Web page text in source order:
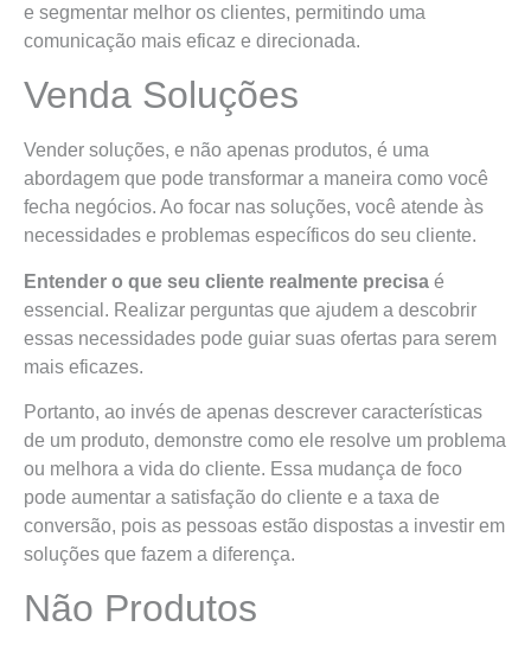
e segmentar melhor os clientes, permitindo uma
comunicação mais eficaz e direcionada.
Venda Soluções
Vender soluções, e não apenas produtos, é uma
abordagem que pode transformar a maneira como você
fecha negócios. Ao focar nas soluções, você atende às
necessidades e problemas específicos do seu cliente.
Entender o que seu cliente realmente precisa é
essencial. Realizar perguntas que ajudem a descobrir
essas necessidades pode guiar suas ofertas para serem
mais eficazes.
Portanto, ao invés de apenas descrever características
de um produto, demonstre como ele resolve um problema
ou melhora a vida do cliente. Essa mudança de foco
pode aumentar a satisfação do cliente e a taxa de
conversão, pois as pessoas estão dispostas a investir em
soluções que fazem a diferença.
Não Produtos